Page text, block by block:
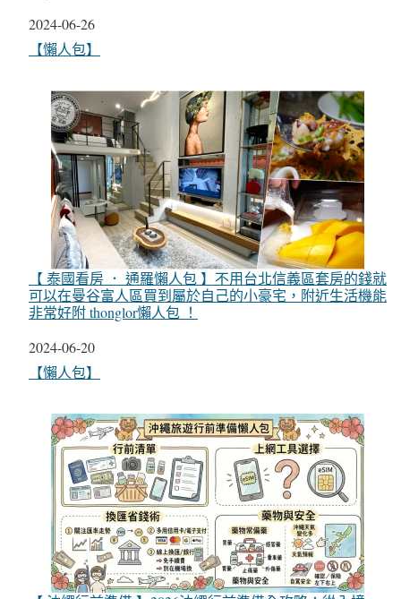
日期
2024-06-26
關於
【懶人包】
【 泰國看房 ． 通羅懶人包 】不用台北信義區套房的錢就
可以在曼谷富人區買到屬於自己的小豪宅，附近生活機能
非常好附 thonglor懶人包 ！
日期
2024-06-20
關於
【懶人包】